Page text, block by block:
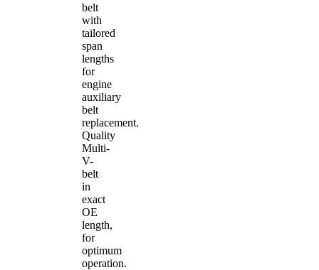
belt
with
tailored
span
lengths
for
engine
auxiliary
belt
replacement.
Quality
Multi-
V-
belt
in
exact
OE
length,
for
optimum
operation.